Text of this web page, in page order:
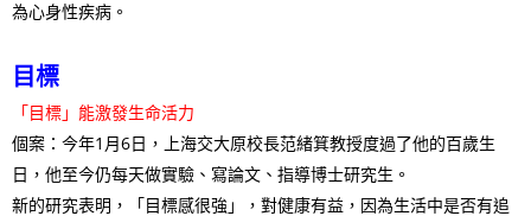
為心身性疾病。
目標
「目標」能激發生命活力
個案：今年1月6日，上海交大原校長范緒箕教授度過了他的百歲生
日，他至今仍每天做實驗、寫論文、指導博士研究生。
新的研究表明，「目標感很強」，對健康有益，因為生活中是否有追